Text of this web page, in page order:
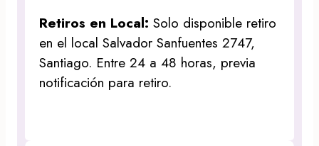
Retiros en Local:Solo disponible retiro
en el local Salvador Sanfuentes 2747,
Santiago. Entre 24 a 48 horas, previa
notificación para retiro.